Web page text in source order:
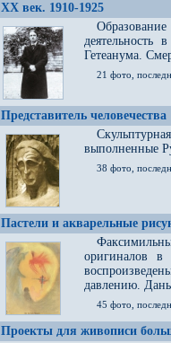
XX век. 1910-1925
Образование
деятельность
Гетеанума.
21 фото,
Представитель человечества
выполненные
38 фото,
Пастели и акварельные
оригиналов
давлению.
45 фото,
Проекты для живописи